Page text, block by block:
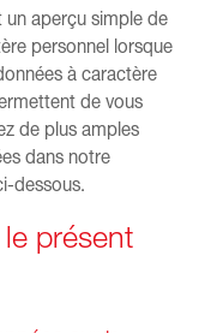
un aperçu simple de
personnel lorsque
à caractère
de vous
de plus amples
dans notre
dessous.
présent